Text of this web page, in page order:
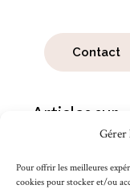
Gérer
Pour offrir les meilleures
cookies pour stocker et/ou
Contact
Articles sur
sur